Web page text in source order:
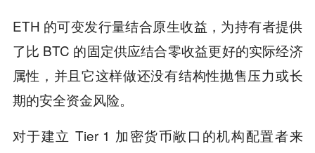
ETH 的可变发行量结合原生收益，为持有者提供
了比 BTC 的固定供应结合零收益更好的实际经济
属性，并且它这样做还没有结构性抛售压力或长
期的安全资金风险。
对于建立 Tier 1 加密货币敞口的机构配置者来